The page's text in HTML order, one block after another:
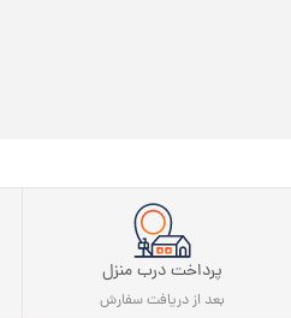
پرداخت درب منزل
بعد از دریافت سفارش